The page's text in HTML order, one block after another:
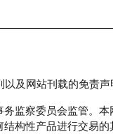
场统计 瑞银轮证教室
以及网站刊载的免责声
监察委员会监管。本
构性产品进行交易的